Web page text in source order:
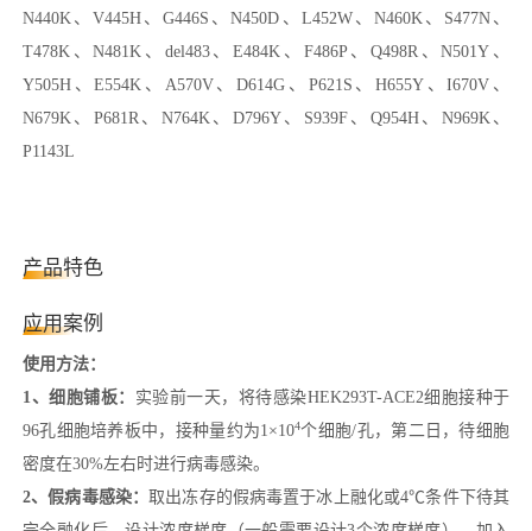
N440K、V445H、G446S、N450D、L452W、N460K、S477N、
T478K、N481K、del483、E484K、F486P、Q498R、N501Y、
Y505H、E554K、A570V、D614G、P621S、H655Y、I670V、
N679K、P681R、N764K、D796Y、S939F、Q954H、N969K、
P1143L
产品特色
应用案例
使用方法：
1、细胞铺板： 实验前一天，将待感染HEK293T-ACE2细胞接种于
96孔细胞培养板中，接种量约为1×104个细胞/孔，第二日，待细胞
密度在30%左右时进行病毒感染。
2、假病毒感染：取出冻存的假病毒置于冰上融化或4℃条件下待其